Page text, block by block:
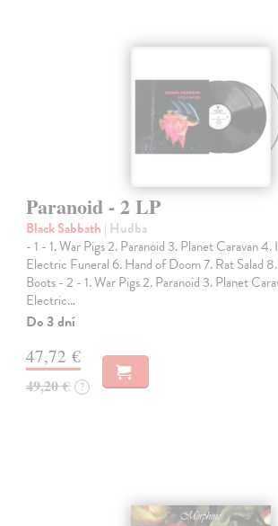
Paranoid - 2 LP
Black Sabbath | Hudba
- 1 - 1. War Pigs 2. Paranoid 3. Planet Caravan
Electric Funeral 6. Hand of Doom 7. Rat Salad
Boots - 2 - 1. War Pigs 2. Paranoid 3. Planet
Electric…
Do 3 dní
47,72 €
49,20 € ?